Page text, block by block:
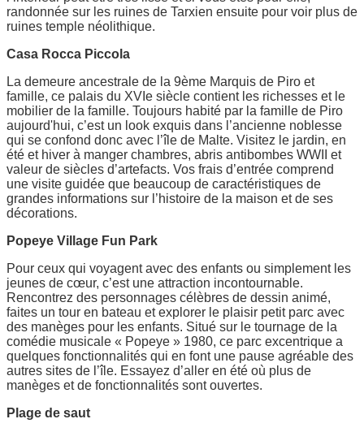
randonnée sur les ruines de Tarxien ensuite pour voir plus de
ruines temple néolithique.
Casa Rocca Piccola
La demeure ancestrale de la 9ème Marquis de Piro et
famille, ce palais du XVIe siècle contient les richesses et le
mobilier de la famille. Toujours habité par la famille de Piro
aujourd'hui, c’est un look exquis dans l’ancienne noblesse
qui se confond donc avec l’île de Malte. Visitez le jardin, en
été et hiver à manger chambres, abris antibombes WWII et
valeur de siècles d’artefacts. Vos frais d’entrée comprend
une visite guidée que beaucoup de caractéristiques de
grandes informations sur l’histoire de la maison et de ses
décorations.
Popeye Village Fun Park
Pour ceux qui voyagent avec des enfants ou simplement les
jeunes de cœur, c’est une attraction incontournable.
Rencontrez des personnages célèbres de dessin animé,
faites un tour en bateau et explorer le plaisir petit parc avec
des manèges pour les enfants. Situé sur le tournage de la
comédie musicale « Popeye » 1980, ce parc excentrique a
quelques fonctionnalités qui en font une pause agréable des
autres sites de l’île. Essayez d’aller en été où plus de
manèges et de fonctionnalités sont ouvertes.
Plage de saut